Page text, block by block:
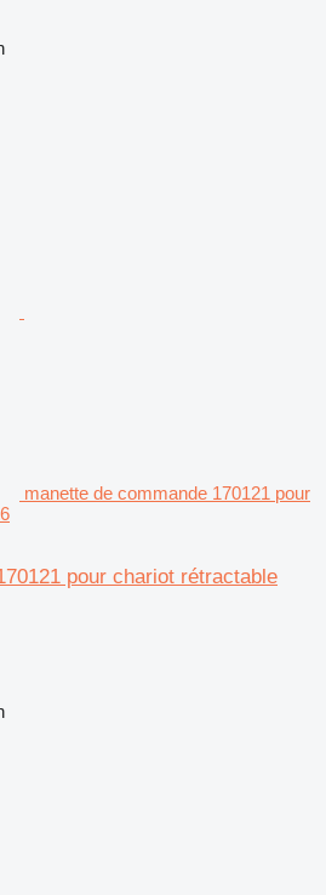
manette de commande 170121 pour
pour chariot rétractable